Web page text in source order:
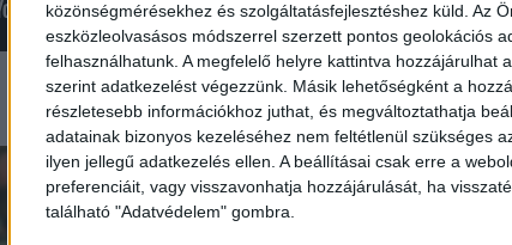
közönségmérésekhez és szolgáltatásfejlesztéshez küld. Az
eszközleolvasásos módszerrel szerzett pontos geolokációs
felhasználhatunk. A megfelelő helyre kattintva
szerint adatkezelést végezzünk. Másik lehetőségként a
részletesebb információkhoz juthat, és megváltoztathatja
adatainak bizonyos kezeléséhez nem feltétlenül szükséges
ilyen jellegű adatkezelés ellen. A beállításai csak erre a
preferenciáit, vagy visszavonhatja hozzájárulását, ha
található "Adatvédelem" gombra.